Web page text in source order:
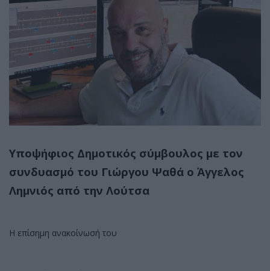
Υποψήφιος Δημοτικός σύμβουλος με τον
συνδυασμό του Γιώργου Ψαθά ο Άγγελος
Λημνιός από την Λούτσα
Η επίσημη ανακοίνωσή του